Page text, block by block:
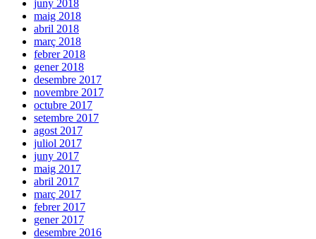
juny 2018
maig 2018
abril 2018
març 2018
febrer 2018
gener 2018
desembre 2017
novembre 2017
octubre 2017
setembre 2017
agost 2017
juliol 2017
juny 2017
maig 2017
abril 2017
març 2017
febrer 2017
gener 2017
desembre 2016